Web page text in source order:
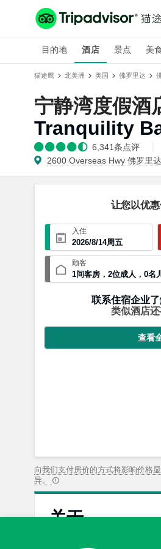
目的地 酒店 景点 美
猫途鹰 北美洲 美国 佛罗里达
宁静湾度假酒
Tranquility
6,341条点评
2600 Overseas Hwy 佛罗里
让您以优
入住
2026/8/14周五
顾客
1间客房 ， 2位成人 ， 0名
联系住宿企业了
类似酒店还
查看
向我们支付房价的方式将影响价格
异。
关于